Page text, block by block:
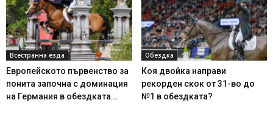
Всестранна езда
Европейското първенство за
понита започна с доминация
на Германия в обездката...
Обездка
Коя двойка направи
рекорден скок от 31-во до
№1 в обездката?